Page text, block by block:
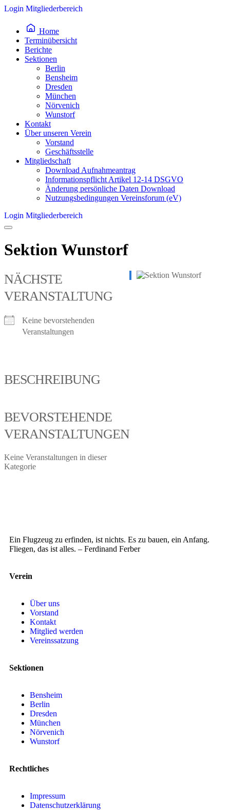
Inhalt
springen
Login Mitgliederbereich
Home
Terminübersicht
Berichte
Sektionen
Berlin
Bensheim
Dresden
München
Nörvenich
Wunstorf
Kontakt
Über unseren Verein
Vorstand
Geschäftsstelle
Mitgliedschaft
Download Aufnahmeantrag
Informationspflicht Artikel 12-14 DSGVO
Änderung persönliche Daten Download
Nutzungsbedingungen Vereinsforum (eV)
Login Mitgliederbereich
Sektion Wunstorf
NÄCHSTE
VERANSTALTUNG
Keine bevorstehenden
Veranstaltungen
BESCHREIBUNG
BEVORSTEHENDE
VERANSTALTUNGEN
Keine Veranstaltungen in dieser
Kategorie
Ein Flugzeug zu erfinden, ist nichts. Es zu bauen, ein Anfang.
Fliegen, das ist alles. – Ferdinand Ferber
Verein
Über uns
Vorstand
Kontakt
Mitglied werden
Vereinssatzung
Sektionen
Bensheim
Berlin
Dresden
München
Nörvenich
Wunstorf
Rechtliches
Impressum
Datenschutzerklärung